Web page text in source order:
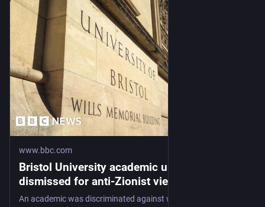
www.bbc.com
Bristol University academic unfairly
dismissed for anti-Zionist views